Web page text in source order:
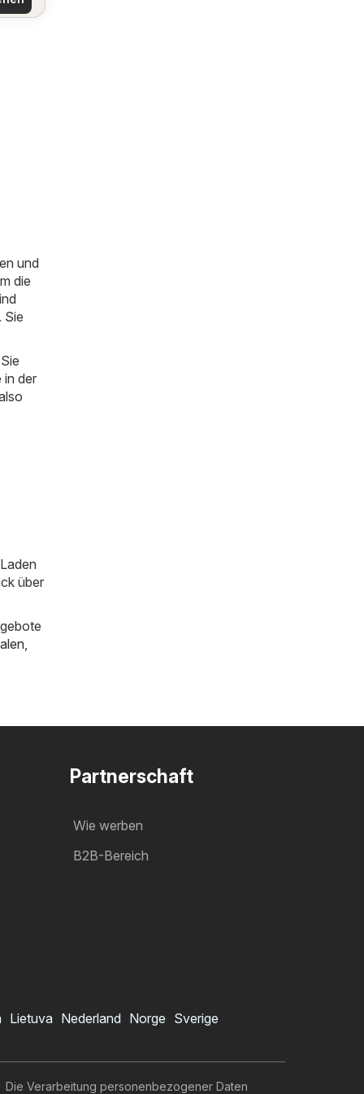
und
die
Sie
in der
über
Partnerschaft
Wie werben
B2B-Bereich
Lietuva Nederland Norge Sverige
Die Verarbeitung personenbezogener Daten